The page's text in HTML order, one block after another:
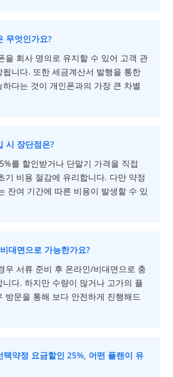
무엇인가요?
을 회사 명의로 유지할 수 있어 고객 관
니다. 또한 세금계산서 발행을 통한
다는 것이 개인폰과의 가장 큰 차별
시 장단점은?
를 할인받거나 단말기 가격을 직접
기 비용 절감에 유리합니다. 다만 약정
잔여 기간에 따른 비용이 발생할 수 있
대면으로 가능한가요?
우 서류 준비 후 온라인/비대면으로 충
다. 하지만 수량이 많거나 고가의 플
방문을 통해 보다 안전하게 진행해드
택약정 요금할인 25%, 어떤 플랜이 유